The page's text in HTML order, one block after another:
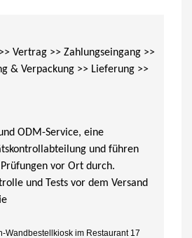
Vertrag >> Zahlungseingang >>
& Verpackung >> Lieferung >>
ODM-Service, eine
und führen
vor Ort durch.
und Tests vor dem Versand